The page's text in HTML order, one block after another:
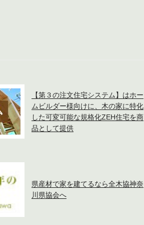
【第３の注文住宅システム】はホー
ムビルダー様向けに、木の家に特化
した可変可能な規格化ZEH住宅を商
品として提供
県産材で家を建てるなら全木協神奈
川県協会へ